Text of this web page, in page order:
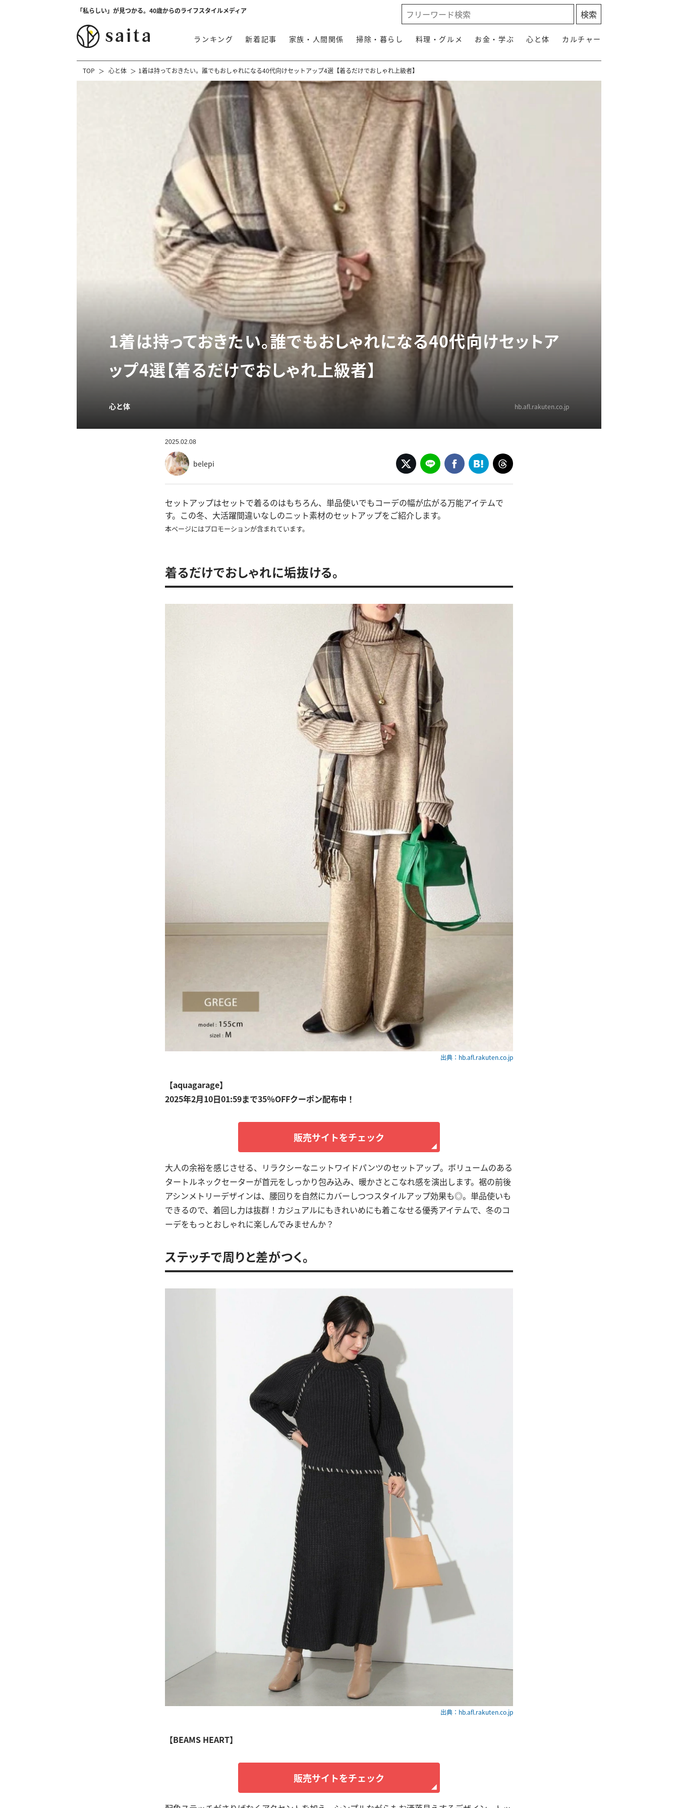
「私らしい」が見つかる。40歳からのライフスタイルメディア
ランキング 新着記事 家族・人間関係 掃除・暮らし 料理・グルメ お金・学ぶ 心と体 カルチャー
TOP 心と体 1着は持っておきたい。誰でもおしゃれになる40代向けセットアップ4選【着るだけでおしゃれ上級者】
1着は持っておきたい。誰でもおしゃれになる40代向けセットア
ップ4選【着るだけでおしゃれ上級者】
心と体 hb.afl.rakuten.co.jp
2025.02.08
belepi
セットアップはセットで着るのはもちろん、単品使いでもコーデの幅が広がる万能アイテムで
す。この冬、大活躍間違いなしのニット素材のセットアップをご紹介します。
本ページにはプロモーションが含まれています。
着るだけでおしゃれに垢抜ける。
出典：hb.afl.rakuten.co.jp
【aquagarage】
2025年2月10日01:59まで35％OFFクーポン配布中！
販売サイトをチェック
大人の余裕を感じさせる、リラクシーなニットワイドパンツのセットアップ。ボリュームのある
タートルネックセーターが首元をしっかり包み込み、暖かさとこなれ感を演出します。裾の前後
アシンメトリーデザインは、腰回りを自然にカバーしつつスタイルアップ効果も◎。単品使いも
できるので、着回し力は抜群！カジュアルにもきれいめにも着こなせる優秀アイテムで、冬のコ
ーデをもっとおしゃれに楽しんでみませんか？
ステッチで周りと差がつく。
出典：hb.afl.rakuten.co.jp
【BEAMS HEART】
販売サイトをチェック